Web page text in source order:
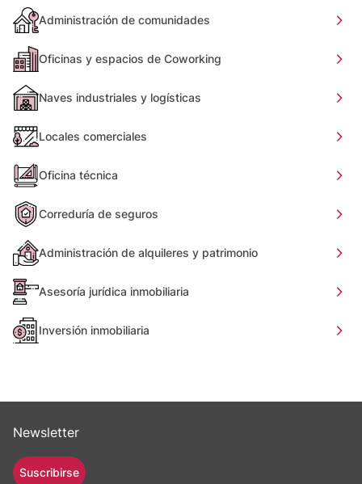
Administración de comunidades
Oficinas y espacios de Coworking
Naves industriales y logísticas
Locales comerciales
Oficina técnica
Correduría de seguros
Administración de alquileres y patrimonio
Asesoría jurídica inmobiliaria
Inversión inmobiliaria
Newsletter
Suscribirse